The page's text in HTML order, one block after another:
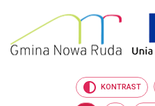
Przejdź do głównego
menu
Przejdź do treści
Przejdź do
Przejdź do mapy
KONTRAST